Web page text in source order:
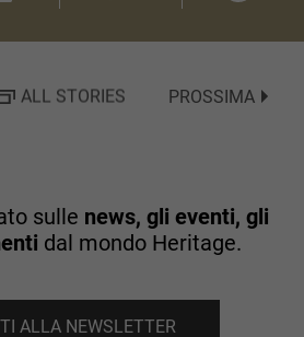
ALL STORIES PROSSIMA
sulle news, gli eventi, gli
dal mondo Heritage.
ALLA NEWSLETTER